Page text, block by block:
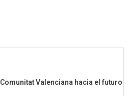
Comunitat Valenciana hacia el futuro